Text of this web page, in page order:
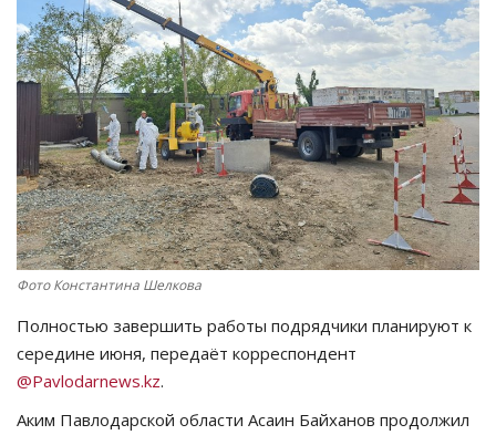
СПОРТ
Чек-лист
РАЗВЛЕЧЕНИЯ
OFFICIAL
Курултай
Қазақша Русский
Фото Константина Шелкова
Полностью завершить работы подрядчики планируют к
середине июня, передаёт корреспондент
@Pavlodarnews.kz.
Аким Павлодарской области Асаин Байханов продолжил